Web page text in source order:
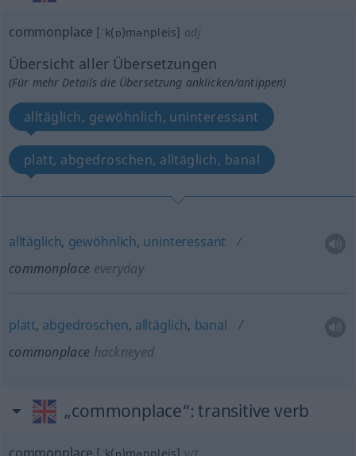
commonplace [ˈk(ɒ)mənpleis] adj
Übersicht aller Übersetzungen
(Für mehr Details die Übersetzung anklicken/antippen)
alltäglich, gewöhnlich, uninteressant
platt, abgedroschen, alltäglich, banal
alltäglich, gewöhnlich, uninteressant
commonplace everyday
platt, abgedroschen, alltäglich, banal
commonplace hackneyed
„commonplace“: transitive verb